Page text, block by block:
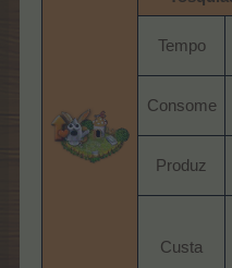
Tempo​
Consome​
Produz​
Custa​